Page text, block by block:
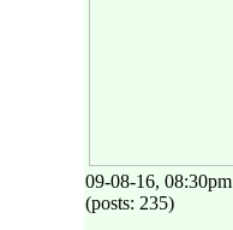
09-08-16, 08:30pm
(posts: 235)